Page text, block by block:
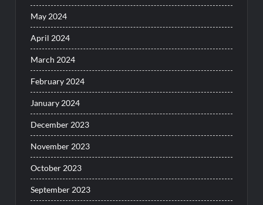
May 2024
April 2024
March 2024
February 2024
January 2024
December 2023
November 2023
October 2023
September 2023